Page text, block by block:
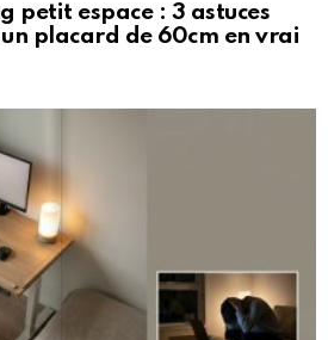
petit espace : 3 astuces
placard de 60cm en vrai